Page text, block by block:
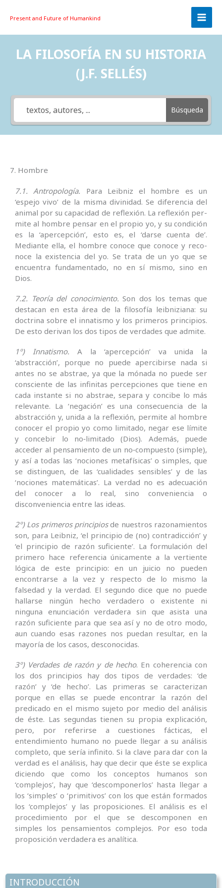
Present and Future of Humankind
LA FILOSOFÍA EN SU HISTORIA
(J.F. SELLÉS)
Búsqueda
INTRODUCCIÓN
7. Hombre
7.1. Antropología. Para Leibniz el hombre es un
‘espejo vivo’ de la misma divinidad. Se diferencia del
animal por su capacidad de reflexión. La re­flexión per­
mite al hombre pensar en el propio yo, y su condición
es la ‘apercepción’, esto es, el ‘darse cuenta de’.
Mediante ella, el hombre conoce que conoce y reco­
noce la existencia del yo. Se trata de un yo que se
encuentra fundamentado, no en sí mismo, sino en
Dios.
7.2. Teoría del conocimiento. Son dos los temas que
destacan en esta área de la filosofía leibniziana: su
doctrina sobre el innatismo y los primeros principios.
De esto derivan los dos tipos de verdades que admite.
1º) Innatismo. A la ‘apercepción’ va unida la
‘abstracción’, porque no puede apercibirse nada si
antes no se abstrae, ya que la mónada no puede ser
consciente de las infinitas percep­ciones que tiene en
cada instante si no abstrae, separa y concibe lo más
re­levante. La ‘negación’ es una conse­cuencia de la
abstracción y, unida a la reflexión, per­mite al hombre
conocer el propio yo como limitado, negar ese límite
y concebir lo no‑limitado (Dios). Además, puede
acceder al pensamiento de un no‑compuesto (sim­ple),
y así a todas las ‘nociones metafísicas’ o simples, que
se distinguen, de las ‘cualidades sensi­bles’ y de las
‘nociones matemáti­cas’. La verdad no es adecuación
del conocer a lo real, sino conveniencia o
disconveniencia entre las ideas.
2º) Los primeros principiosde nuestros razonamientos
son, para Leibniz, ‘el principio de (no) contradicción’ y
‘el principio de razón suficiente’. La formulación del
primero hace referencia únicamente a la vertiente
lógica de este principio: en un jui­cio no pueden
encontrarse a la vez y respecto de lo mismo la
falsedad y la verdad. El segundo dice que no puede
hallarse ningún hecho verdadero o existente ni
ninguna enunciación verdadera sin que asista una
razón suficiente para que sea así y no de otro modo,
aun cuando esas razones nos puedan re­sultar, en la
mayoría de los casos, desconocidas.
3º) Verdades de razón y de hecho. En coherencia con
los dos principios hay dos tipos de verdades: ‘de
razón’ y ‘de hecho’. Las primeras se carac­terizan
porque en ellas se puede encontrar la razón del
predicado en el mismo sujeto por medio del análisis
de éste. Las segundas tienen su propia explicación,
pero, por referirse a cuestiones fácticas, el
entendimiento humano no puede llegar a su análisis
completo, que sería infi­nito. Si la clave para dar con la
verdad es el análisis, hay que decir que éste se explica
diciendo que como los concep­tos humanos son
‘complejos’, hay que ‘des­com­ponerlos’ hasta llegar a
los ‘simples’ o ‘primitivos’ con los que están formados
los ‘complejos’ y las pro­po­siciones. El análisis es el
procedimiento por el que se descomponen en
simples los pensamientos complejos. Por eso toda
proposición verdadera es analítica.